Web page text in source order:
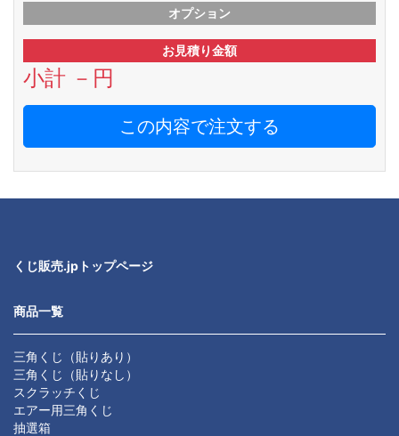
オプション
お見積り金額
小計 － 円
この内容で注文する
くじ販売.jpトップページ
商品一覧
三角くじ（貼りあり）
三角くじ（貼りなし）
スクラッチくじ
エアー用三角くじ
抽選箱